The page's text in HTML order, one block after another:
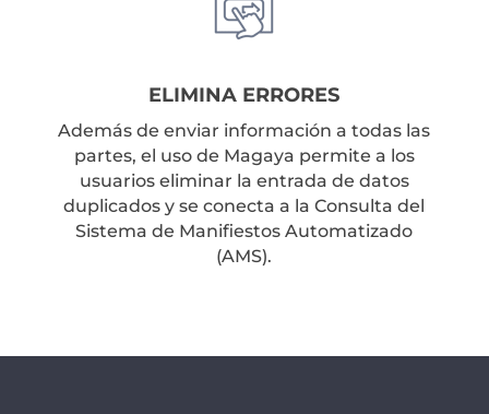
ELIMINA ERRORES
Además de enviar información a todas las
partes, el uso de Magaya permite a los
usuarios eliminar la entrada de datos
duplicados y se conecta a la Consulta del
Sistema de Manifiestos Automatizado
(AMS).